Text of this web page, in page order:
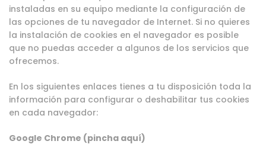
instaladas en su equipo mediante la configuración de
las opciones de tu navegador de Internet. Si no quieres
la instalación de cookies en el navegador es posible
que no puedas acceder a algunos de los servicios que
ofrecemos.
En los siguientes enlaces tienes a tu disposición toda la
información para configurar o deshabilitar tus cookies
en cada navegador:
Google Chrome (pincha aquí)